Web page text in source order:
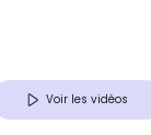
Voir les vidéos